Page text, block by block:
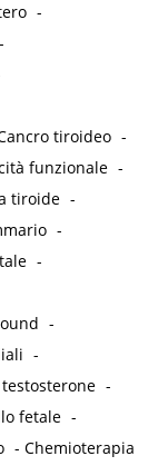
-
-
tiroideo -
funzionale -
tiroide -
-
-
-
-
-
fetale -
-Chemioterapia